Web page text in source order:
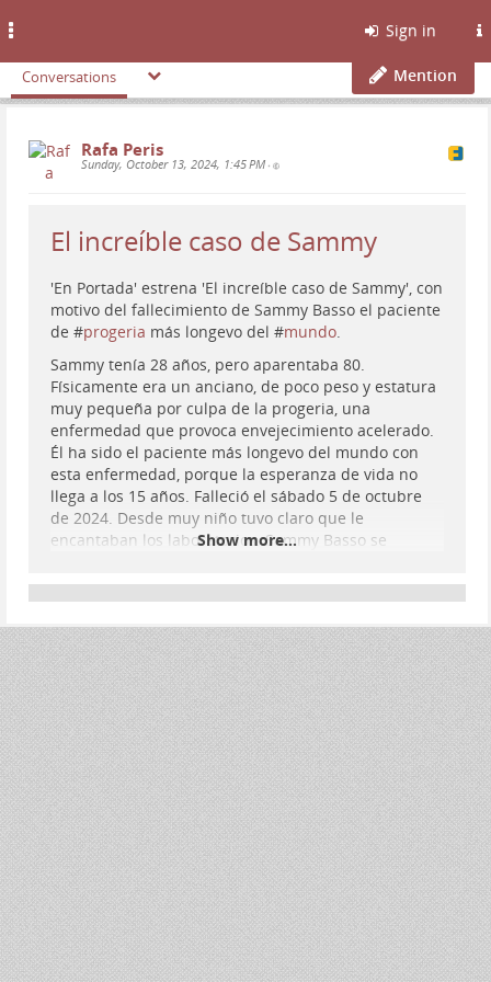
Sign in
Conversations Mention
Rafa Peris
Sunday, October 13, 2024, 1:45 PM •
El increíble caso de Sammy
'En Portada' estrena 'El increíble caso de Sammy', con
motivo del fallecimiento de Sammy Basso el paciente
de #progeria más longevo del #mundo.
Sammy tenía 28 años, pero aparentaba 80.
Físicamente era un anciano, de poco peso y estatura
muy pequeña por culpa de la progeria, una
enfermedad que provoca envejecimiento acelerado.
Él ha sido el paciente más longevo del mundo con
esta enfermedad, porque la esperanza de vida no
llega a los 15 años. Falleció el sábado 5 de octubre
de 2024. Desde muy niño tuvo claro que le
encantaban los laboratorios. Sammy Basso se
estudiar #BiologíaMolecular para buscar la cura a
su propia enfermedad. A ello se dedicaba en la
actualidad.
Según contaba al equipo de 'En Portada' que le visitó
hace tres meses
... Show more...
El increíble caso de Sammy - Ver
documental en RTVE
'En Portada' estrena 'El increíble caso de Sammy', con
motivo del fallecimiento de Sammy Basso, el paciente
de progeria más longevo del mundo.
Corporación de Radiotelevisión Española
Show more...